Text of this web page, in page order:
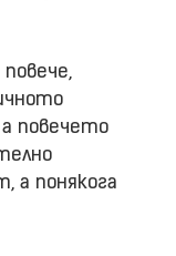
повечето
а понякога